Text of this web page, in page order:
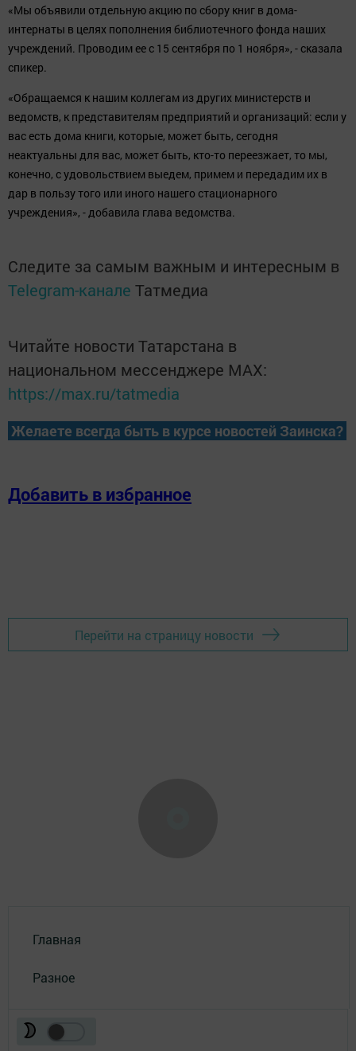
«Мы объявили отдельную акцию по сбору книг в дома-
интернаты в целях пополнения библиотечного фонда наших
учреждений. Проводим ее с 15 сентября по 1 ноября», - сказала
спикер.
«Обращаемся к нашим коллегам из других министерств и
ведомств, к представителям предприятий и организаций: если у
вас есть дома книги, которые, может быть, сегодня
неактуальны для вас, может быть, кто-то переезжает, то мы,
конечно, с удовольствием выедем, примем и передадим их в
дар в пользу того или иного нашего стационарного
учреждения», - добавила глава ведомства.
Следите за самым важным и интересным в
Telegram-канале Татмедиа
Читайте новости Татарстана в
национальном мессенджере MАХ:
https://max.ru/tatmedia
Желаете всегда быть в курсе новостей Заинска?
Добавить в избранное
Перейти на страницу новости
Главная
Разное